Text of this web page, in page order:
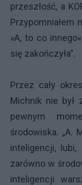
przeszłość, a
Przypomniałem
»A, to co
się zakończyła”.
Przez cały
Michnik nie był
pewnym
środowiska. „A.
inteligencji,
zarówno w
inteligencji